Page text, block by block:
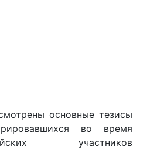
основные тезисы
во время
участников